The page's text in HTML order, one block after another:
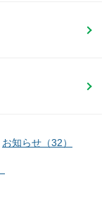
お知らせ （32）